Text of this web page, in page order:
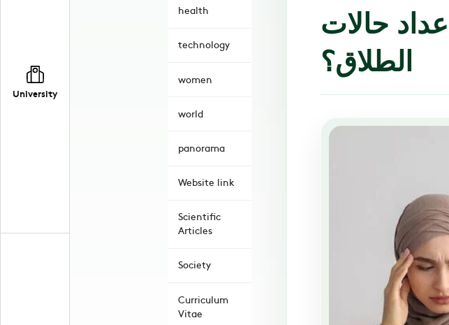
University
health
technology
women
world
panorama
Website link
Scientific
Articles
Society
Curriculum
Vitae
حالات
الطلاق؟